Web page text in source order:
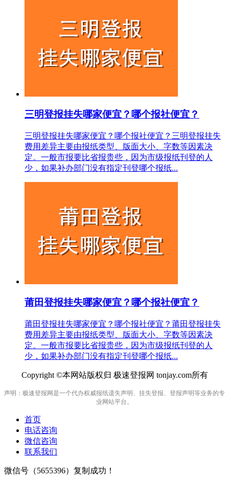
三明登报挂失哪家便宜？哪个报社便宜？
三明登报挂失哪家便宜？哪个报社便宜？三明登报挂失
费用差异主要由报纸类型、版面大小、字数等因素决
定。一般市报要比省报贵些，因为市级报纸刊登的人
少，如果补办部门没有指定刊登哪个报纸...
莆田登报挂失哪家便宜？哪个报社便宜？
莆田登报挂失哪家便宜？哪个报社便宜？莆田登报挂失
费用差异主要由报纸类型、版面大小、字数等因素决
定。一般市报要比省报贵些，因为市级报纸刊登的人
少，如果补办部门没有指定刊登哪个报纸...
Copyright ©本网站版权归 极速登报网 tonjay.com所有
声明：极速登报网是一个代办权威报纸遗失声明、挂失登报、登报声明等业务的专
业网站平台。
首页
电话咨询
微信咨询
联系我们
微信号（5655396）复制成功！